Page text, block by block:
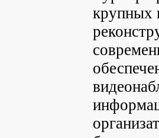
крупных